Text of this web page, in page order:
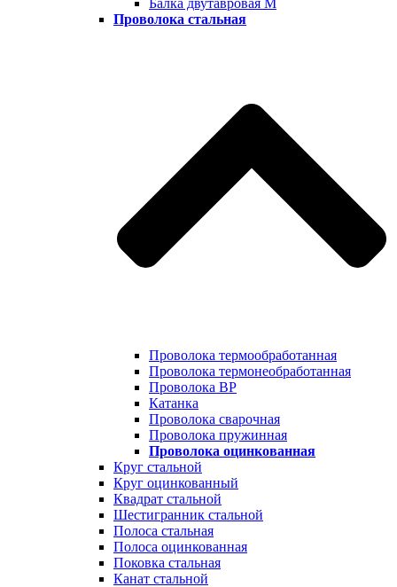
Балка двутавровая М
Проволока стальная
Проволока термообработанная
Проволока термонеобработанная
Проволока ВР
Катанка
Проволока сварочная
Проволока пружинная
Проволока оцинкованная
Круг стальной
Круг оцинкованный
Квадрат стальной
Шестигранник стальной
Полоса стальная
Полоса оцинкованная
Поковка стальная
Канат стальной